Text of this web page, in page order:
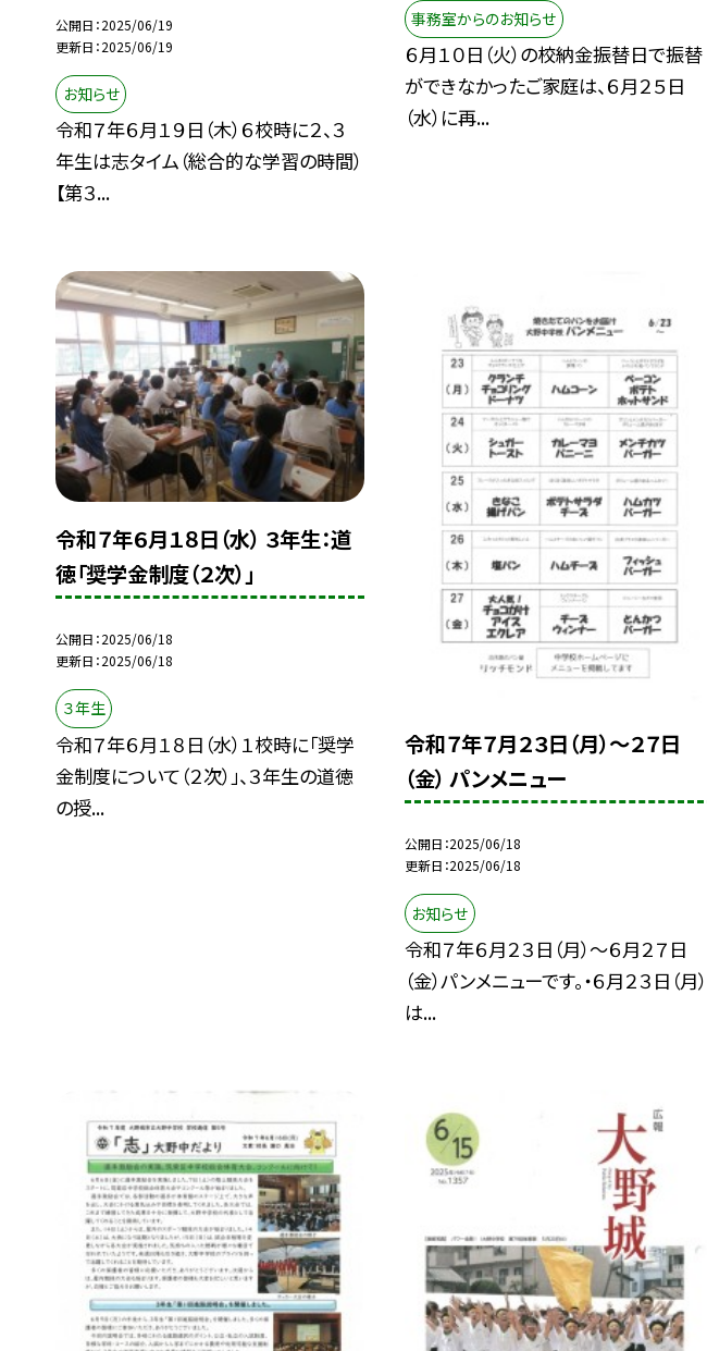
公開日 2025/06/19
更新日 2025/06/19
お知らせ
令和７年６月１９日（木）６校時に２、３
年生は志タイム（総合的な学習の時間）
【第３...
事務室からのお知らせ
６月１０日（火）の校納金振替日で振替
ができなかったご家庭は、６月２５日
（水）に再...
令和７年６月１８日（水） ３年生：道
徳「奨学金制度（２次）」
公開日 2025/06/18
更新日 2025/06/18
３年生
令和７年６月１８日（水）１校時に「奨学
金制度について（２次）」、３年生の道徳
の授...
令和７年７月２３日（月）～２７日
（金） パンメニュー
公開日 2025/06/18
更新日 2025/06/18
お知らせ
令和７年６月２３日（月）～６月２７日
（金）パンメニューです。・６月２３日（月）
は...